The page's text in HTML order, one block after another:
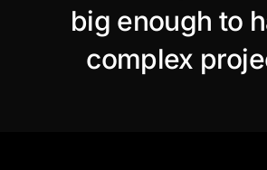
big enough to
complex